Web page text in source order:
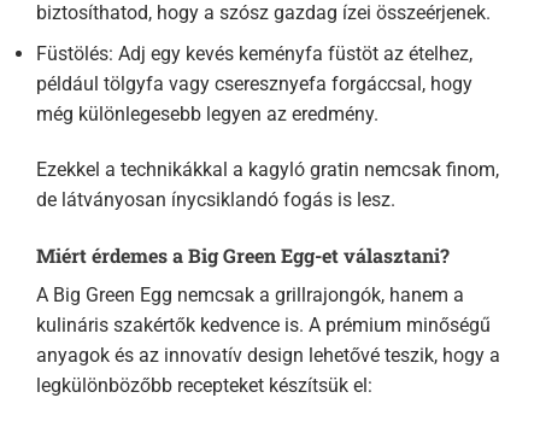
biztosíthatod, hogy a szósz gazdag ízei összeérjenek.
Füstölés: Adj egy kevés keményfa füstöt az ételhez,
például tölgyfa vagy cseresznyefa forgáccsal, hogy
még különlegesebb legyen az eredmény.
Ezekkel a technikákkal a kagyló gratin nemcsak finom,
de látványosan ínycsiklandó fogás is lesz.
Miért érdemes a Big Green Egg-et választani?
A Big Green Egg nemcsak a grillrajongók, hanem a
kulináris szakértők kedvence is. A prémium minőségű
anyagok és az innovatív design lehetővé teszik, hogy a
legkülönbözőbb recepteket készítsük el: